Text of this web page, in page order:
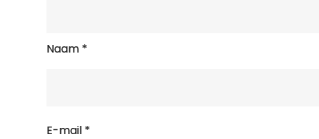
Naam *
E-mail *